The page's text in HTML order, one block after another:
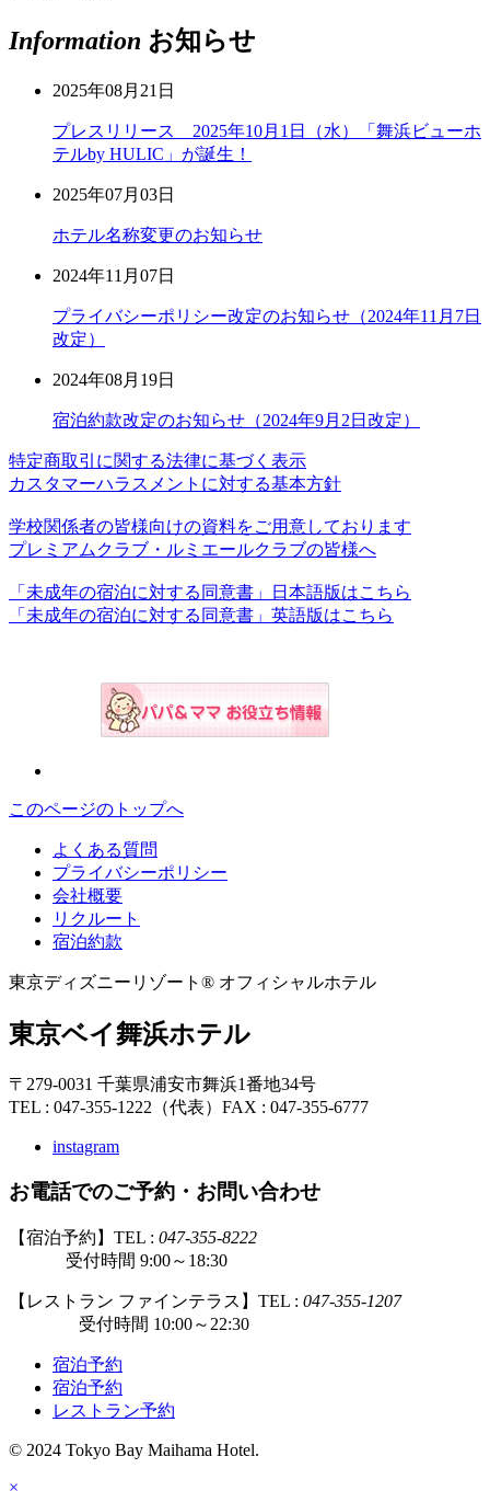
Information お知らせ
2025年08月21日
プレスリリース 2025年10月1日（水）「舞浜ビューホ
テルby HULIC」が誕生！
2025年07月03日
ホテル名称変更のお知らせ
2024年11月07日
プライバシーポリシー改定のお知らせ（2024年11月7日
改定）
2024年08月19日
宿泊約款改定のお知らせ（2024年9月2日改定）
特定商取引に関する法律に基づく表示
カスタマーハラスメントに対する基本方針
学校関係者の皆様向けの資料をご用意しております
プレミアムクラブ・ルミエールクラブの皆様へ
「未成年の宿泊に対する同意書」日本語版はこちら
「未成年の宿泊に対する同意書」英語版はこちら
このページのトップへ
よくある質問
プライバシーポリシー
会社概要
リクルート
宿泊約款
東京ディズニーリゾート® オフィシャルホテル
東京ベイ舞浜ホテル
〒279-0031 千葉県浦安市舞浜1番地34号
TEL : 047-355-1222（代表） FAX : 047-355-6777
instagram
お電話でのご予約・お問い合わせ
【宿泊予約】TEL : 047-355-8222
受付時間 9:00～18:30
【レストラン ファインテラス】TEL : 047-355-1207
受付時間 10:00～22:30
宿泊予約
宿泊予約
レストラン予約
© 2024 Tokyo Bay Maihama Hotel.
×